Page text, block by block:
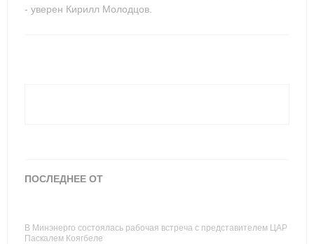
- уверен Кирилл Молодцов.
ПОСЛЕДНЕЕ ОТ
В Минэнерго состоялась рабочая встреча с представителем ЦАР
Паскалем Коягбеле